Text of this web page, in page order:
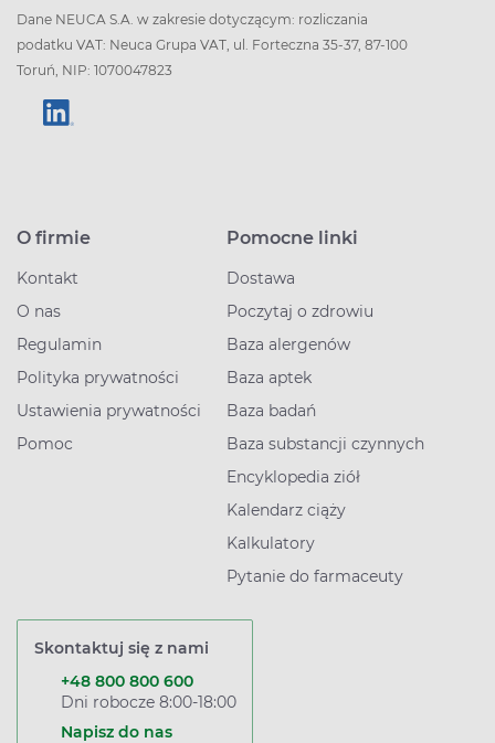
Dane NEUCA S.A. w zakresie dotyczącym: rozliczania
podatku VAT: Neuca Grupa VAT, ul. Forteczna 35-37, 87-100
Toruń, NIP: 1070047823
O firmie
Kontakt
O nas
Regulamin
Polityka prywatności
Ustawienia prywatności
Pomoc
Pomocne linki
Dostawa
Poczytaj o zdrowiu
Baza alergenów
Baza aptek
Baza badań
Baza substancji czynnych
Encyklopedia ziół
Kalendarz ciąży
Kalkulatory
Pytanie do farmaceuty
Skontaktuj się z nami
+48 800 800 600
Dni robocze 8:00-18:00
Napisz do nas